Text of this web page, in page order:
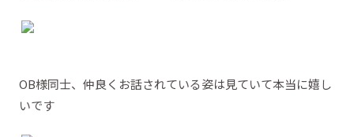
OB様同士、仲良くお話されている姿は見ていて本当に嬉し
いです